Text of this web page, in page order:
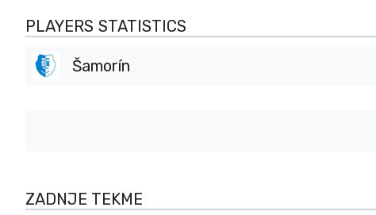
PLAYERS STATISTICS
Šamorín
ZADNJE TEKME